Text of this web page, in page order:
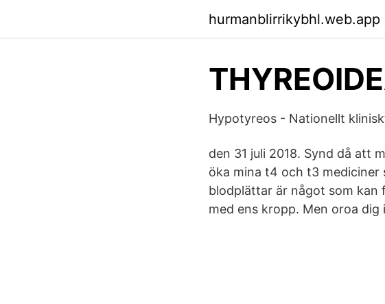
hurmanblirrikybhl.web.app
Hypotyreos - Nationellt
den 31 juli 2018. Synd då att
öka mina t4 och t3 mediciner
blodplättar är något som kan
med ens kropp. Men oroa dig